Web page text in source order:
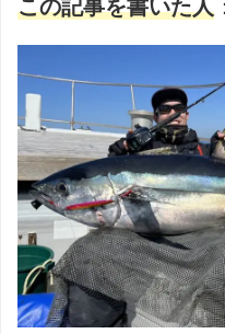
この記事を書いた人 ：